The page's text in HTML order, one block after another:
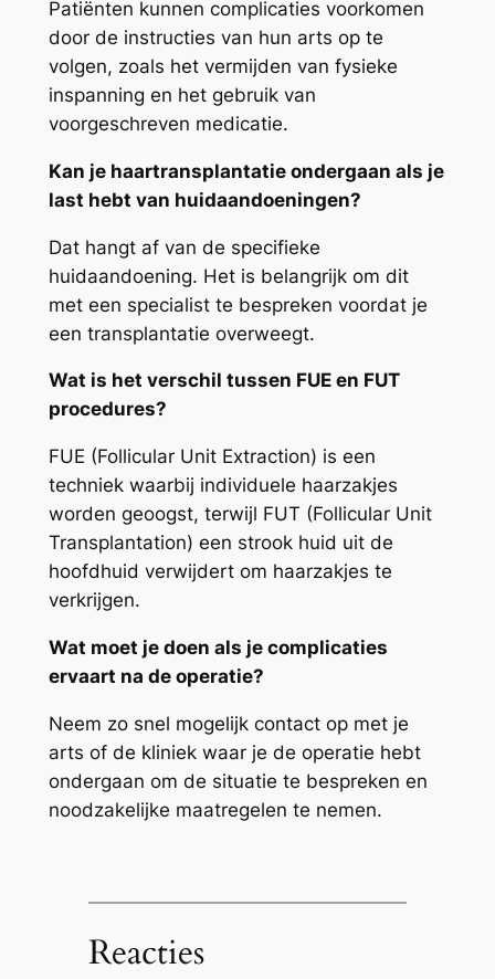
Patiënten kunnen complicaties voorkomen
door de instructies van hun arts op te
volgen, zoals het vermijden van fysieke
inspanning en het gebruik van
voorgeschreven medicatie.
Kan je haartransplantatie ondergaan als je
last hebt van huidaandoeningen?
Dat hangt af van de specifieke
huidaandoening. Het is belangrijk om dit
met een specialist te bespreken voordat je
een transplantatie overweegt.
Wat is het verschil tussen FUE en FUT
procedures?
FUE (Follicular Unit Extraction) is een
techniek waarbij individuele haarzakjes
worden geoogst, terwijl FUT (Follicular Unit
Transplantation) een strook huid uit de
hoofdhuid verwijdert om haarzakjes te
verkrijgen.
Wat moet je doen als je complicaties
ervaart na de operatie?
Neem zo snel mogelijk contact op met je
arts of de kliniek waar je de operatie hebt
ondergaan om de situatie te bespreken en
noodzakelijke maatregelen te nemen.
Reacties